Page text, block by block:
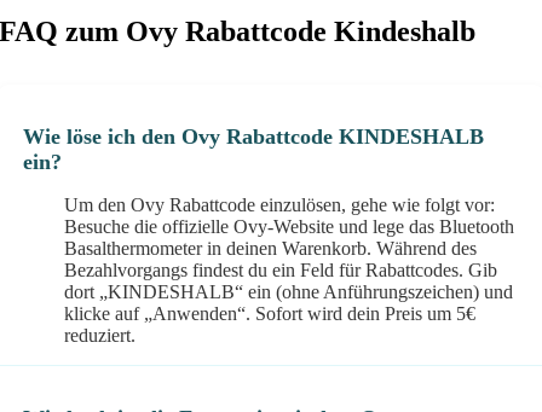
FAQ zum Ovy Rabattcode Kindeshalb
Wie löse ich den Ovy Rabattcode KINDESHALB
ein?
Um den Ovy Rabattcode einzulösen, gehe wie folgt vor:
Besuche die offizielle Ovy-Website und lege das Bluetooth
Basalthermometer in deinen Warenkorb. Während des
Bezahlvorgangs findest du ein Feld für Rabattcodes. Gib
dort „KINDESHALB“ ein (ohne Anführungszeichen) und
klicke auf „Anwenden“. Sofort wird dein Preis um 5€
reduziert.